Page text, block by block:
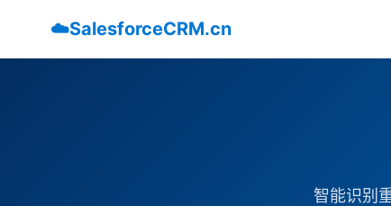
☁️SalesforceCRM.cn
智能识别